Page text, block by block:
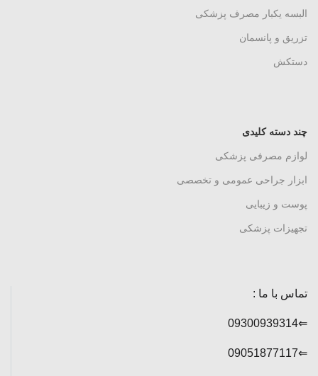
البسه یکبار مصرف پزشکی
تزریق و پانسمان
دستکش
چند دسته کلیدی
لوازم مصرفی پزشکی
ابزار جراحی عمومی و تخصصی
پوست و زیبایی
تجهیزات پزشکی
تماس با ما :
⇐09300939314
⇐09051877117